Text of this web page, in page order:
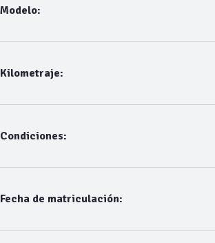
Modelo:
Kilometraje:
Condiciones:
Fecha de matriculación: